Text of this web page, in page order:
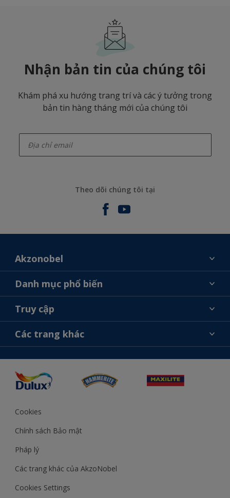
Nhận bản tin của chúng tôi
Khám phá xu hướng trang trí và các ý tưởng trong
bản tin hàng tháng mới của chúng tôi
Theo dõi chúng tôi tại
Akzonobel
Giới thiệu về AkzoNobel
Liên hệ chúng tôi
Tìm một cửa hàng
Danh mục phổ biến
Tìm màu sắc
Chọn sản phẩm
Ý tưởng
Truy cập
Khả năng truy cập
Tính Chính Xác về Màu Sắc
Các trang khác
Cookies
Chính sách Bảo mật
Pháp lý
Các trang khác của AkzoNobel
Cookies Settings